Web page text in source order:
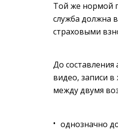
Той же нормой
служба должна
страховыми
До составления
видео, записи
между двумя
однозначно